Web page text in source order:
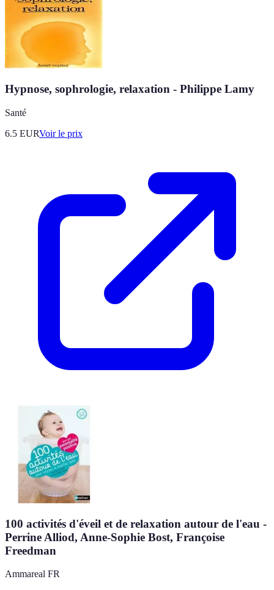
Hypnose, sophrologie, relaxation - Philippe Lamy
Santé
6.5 EURVoir le prix
100 activités d'éveil et de relaxation autour de l'eau -
Perrine Alliod, Anne-Sophie Bost, Françoise
Freedman
Ammareal FR